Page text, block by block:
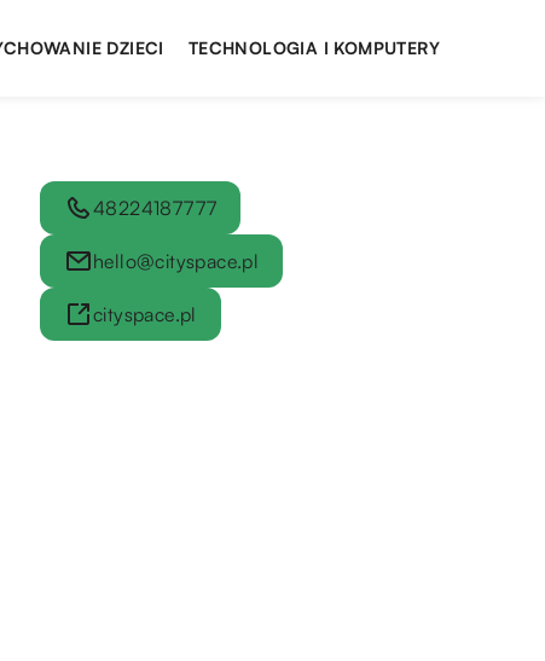
DZIECI TECHNOLOGIA I KOMPUTERY
48224187777
hello@cityspace.pl
cityspace.pl